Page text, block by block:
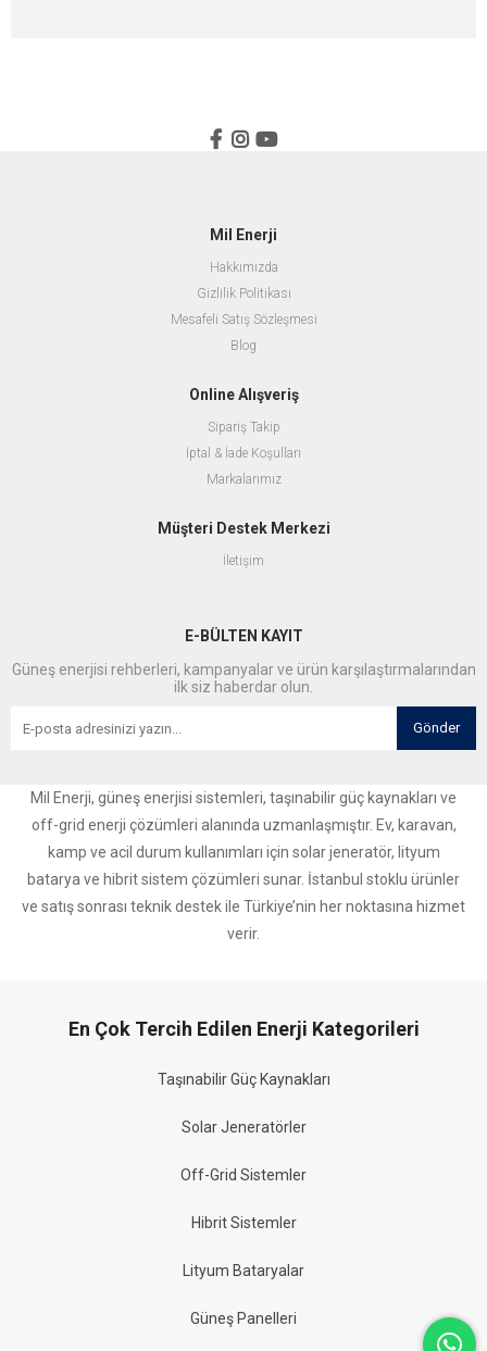
Mil Enerji
Hakkımızda
Gizlilik Politikası
Mesafeli Satış Sözleşmesi
Blog
Online Alışveriş
Sipariş Takip
İptal & İade Koşulları
Markalarımız
Müşteri Destek Merkezi
İletişim
E-BÜLTEN KAYIT
Güneş enerjisi rehberleri, kampanyalar ve ürün karşılaştırmalarından
ilk siz haberdar olun.
Gönder
Mil Enerji, güneş enerjisi sistemleri, taşınabilir güç kaynakları ve
off-grid enerji çözümleri alanında uzmanlaşmıştır. Ev, karavan,
kamp ve acil durum kullanımları için solar jeneratör, lityum
batarya ve hibrit sistem çözümleri sunar. İstanbul stoklu ürünler
ve satış sonrası teknik destek ile Türkiye’nin her noktasına hizmet
verir.
En Çok Tercih Edilen Enerji Kategorileri
Taşınabilir Güç Kaynakları
Solar Jeneratörler
Off-Grid Sistemler
Hibrit Sistemler
Lityum Bataryalar
Güneş Panelleri